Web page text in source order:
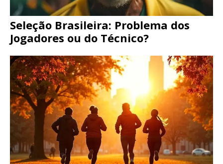
Seleção Brasileira: Problema dos
Jogadores ou do Técnico?